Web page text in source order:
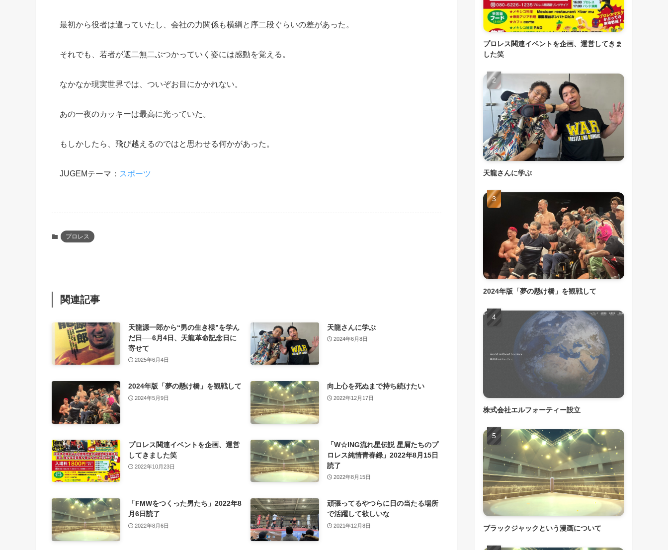
最初から役者は違っていたし、会社の力関係も横綱と序二段ぐらいの差があった。
それでも、若者が遮二無二ぶつかっていく姿には感動を覚える。
なかなか現実世界では、ついぞお目にかかれない。
あの一夜のカッキーは最高に光っていた。
もしかしたら、飛び越えるのではと思わせる何かがあった。
JUGEMテーマ： スポーツ
プロレス
関連記事
天龍源一郎から“男の生き様”を学ん
だ日──6月4日、天龍革命記念日に
寄せて
2025年6月4日
天龍さんに学ぶ
2024年6月8日
2024年版「夢の懸け橋」を観戦して
2024年5月9日
向上心を死ぬまで持ち続けたい
2022年12月17日
プロレス関連イベントを企画、運営
してきました笑
2022年10月23日
「W☆ING流れ星伝説 星屑たちのプ
ロレス純情青春録」2022年8月15日
読了
2022年8月15日
「FMWをつくった男たち」2022年8
月6日読了
2022年8月6日
頑張ってるやつらに日の当たる場所
で活躍して欲しいな
2021年12月8日
プロレス関連イベントを企画、運営してきま
した笑
天龍さんに学ぶ
2024年版「夢の懸け橋」を観戦して
株式会社エルフォーティー設立
ブラックジャックという漫画について